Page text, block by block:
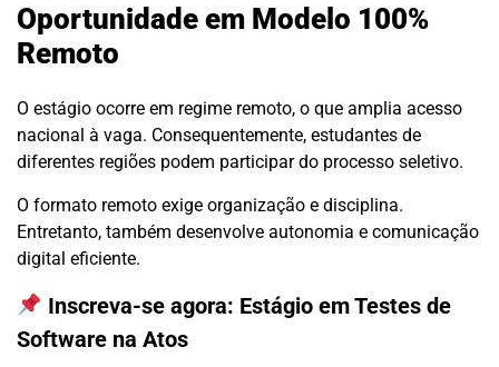
Oportunidade em Modelo 100%
Remoto
O estágio ocorre em regime remoto, o que amplia acesso
nacional à vaga. Consequentemente, estudantes de
diferentes regiões podem participar do processo seletivo.
O formato remoto exige organização e disciplina.
Entretanto, também desenvolve autonomia e comunicação
digital eficiente.
Inscreva-se agora: Estágio em Testes de
Software na Atos